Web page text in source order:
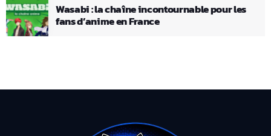
Wasabi : la chaîne incontournable pour les
fans d’anime en France